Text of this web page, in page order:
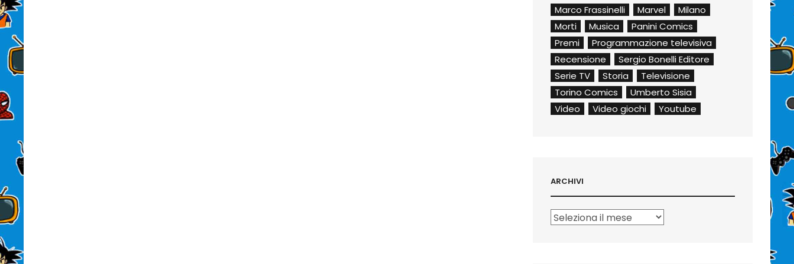
Marco Frassinelli Marvel
Milano
Morti
Musica
Panini Comics
Premi
Programmazione televisiva
Recensione
Sergio Bonelli Editore
Serie TV
Storia
Televisione
Torino Comics
Umberto Sisia
Video
Video giochi Youtube
ARCHIVI
Archivi